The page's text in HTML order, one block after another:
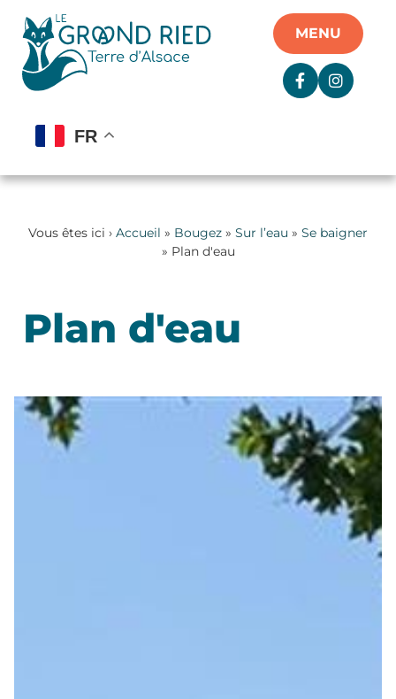
MENU
FR
Vous êtes ici › Accueil » Bougez » Sur l’eau » Se baigner
» Plan d'eau
Plan d'eau
Panneau de gestion des cookies